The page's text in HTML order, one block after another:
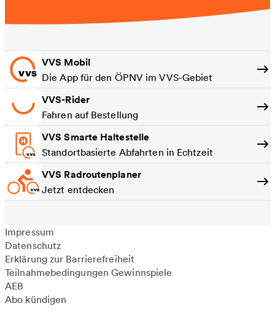
VVS Mobil
Die App für den ÖPNV im VVS-Gebiet
VVS-Rider
Fahren auf Bestellung
VVS Smarte Haltestelle
Standortbasierte Abfahrten in Echtzeit
VVS Radroutenplaner
Jetzt entdecken
Impressum
Datenschutz
Erklärung zur Barrierefreiheit
Teilnahmebedingungen Gewinnspiele
AEB
Abo kündigen